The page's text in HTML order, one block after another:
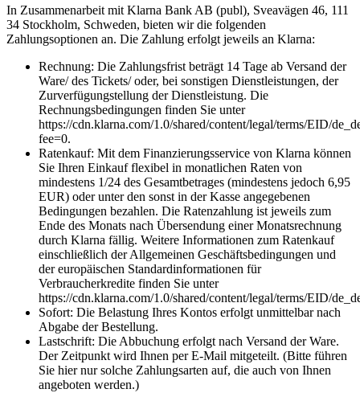
In Zusammenarbeit mit Klarna Bank AB (publ), Sveavägen 46, 111
34 Stockholm, Schweden, bieten wir die folgenden
Zahlungsoptionen an. Die Zahlung erfolgt jeweils an Klarna:
Rechnung: Die Zahlungsfrist beträgt 14 Tage ab Versand der
Ware/ des Tickets/ oder, bei sonstigen Dienstleistungen, der
Zurverfügungstellung der Dienstleistung. Die
Rechnungsbedingungen finden Sie unter
https://cdn.klarna.com/1.0/shared/content/legal/terms/EID/
fee=0.
Ratenkauf: Mit dem Finanzierungsservice von Klarna können
Sie Ihren Einkauf flexibel in monatlichen Raten von
mindestens 1/24 des Gesamtbetrages (mindestens jedoch 6,95
EUR) oder unter den sonst in der Kasse angegebenen
Bedingungen bezahlen. Die Ratenzahlung ist jeweils zum
Ende des Monats nach Übersendung einer Monatsrechnung
durch Klarna fällig. Weitere Informationen zum Ratenkauf
einschließlich der Allgemeinen Geschäftsbedingungen und
der europäischen Standardinformationen für
Verbraucherkredite finden Sie unter
https://cdn.klarna.com/1.0/shared/content/legal/terms/EID/
Sofort: Die Belastung Ihres Kontos erfolgt unmittelbar nach
Abgabe der Bestellung.
Lastschrift: Die Abbuchung erfolgt nach Versand der Ware.
Der Zeitpunkt wird Ihnen per E-Mail mitgeteilt. (Bitte führen
Sie hier nur solche Zahlungsarten auf, die auch von Ihnen
angeboten werden.)